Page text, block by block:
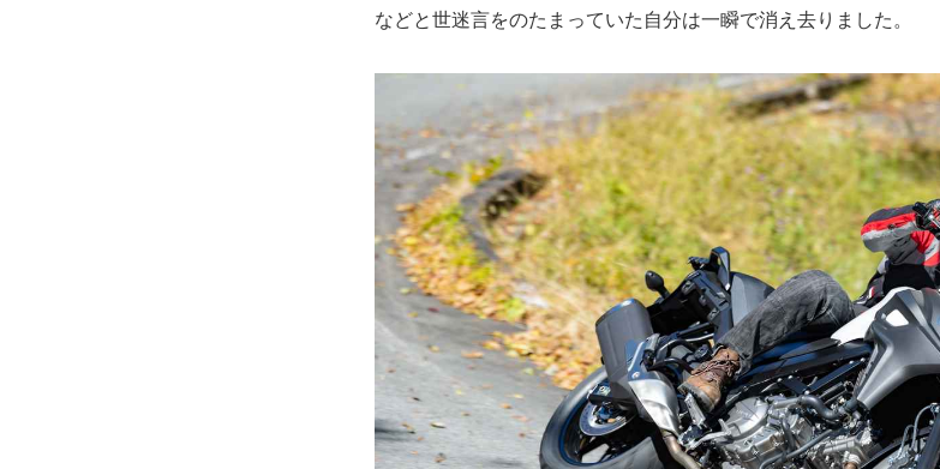
などと世迷言をのたまっていた自分は一瞬で消え去りました。